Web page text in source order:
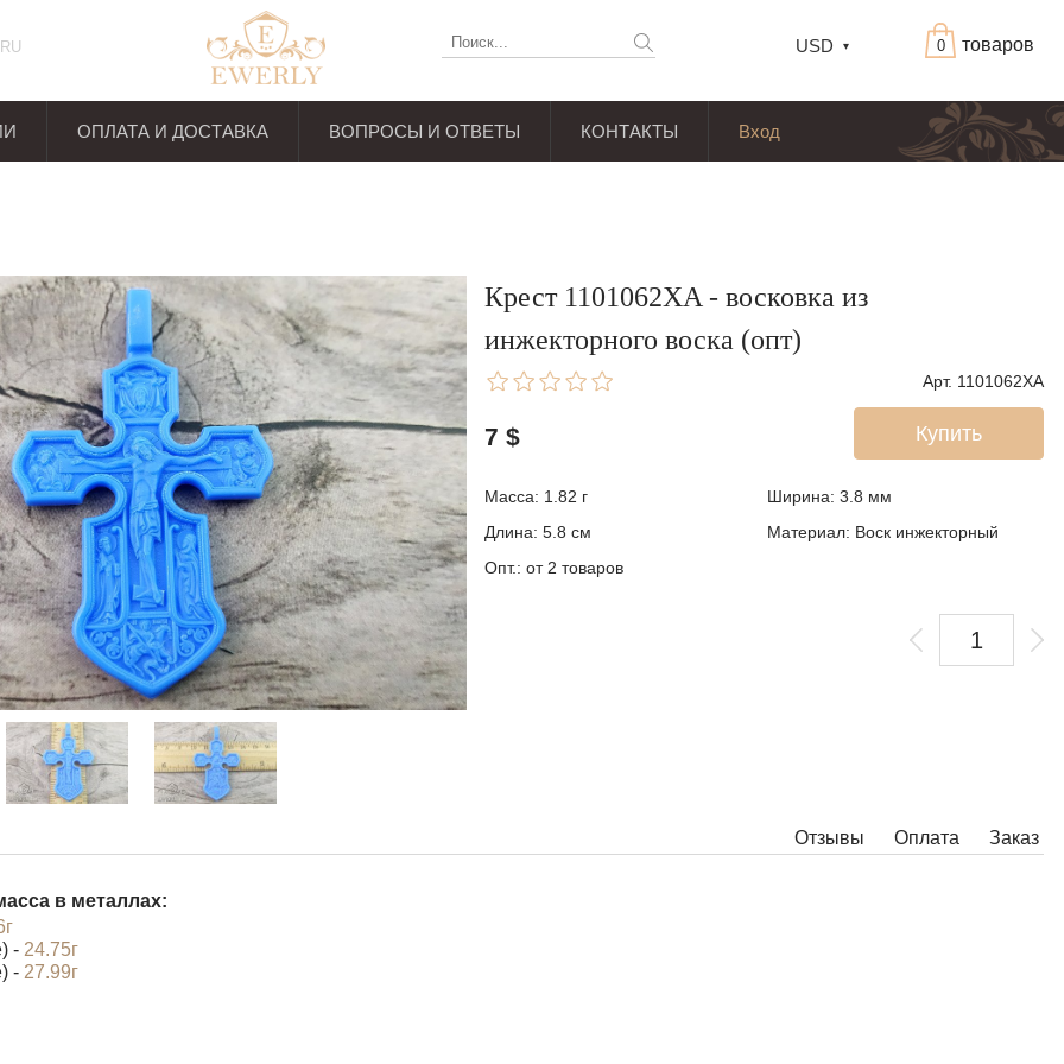
товаров
0
USD
RU
ОПЛАТА И ДОСТАВКА ВОПРОСЫ И ОТВЕТЫ КОНТАКТЫ Вход
Крест 1101062XA - восковка из
инжекторного воска (опт)
Арт. 1101062XA
Купить
7 $
Масса: 1.82 г Ширина: 3.8 мм
Длина: 5.8 см
Материал: Воск инжекторный
Опт.: от 2 товаров
Отзывы Заказ
Оплата
в металлах:
- 24.75г
- 27.99г